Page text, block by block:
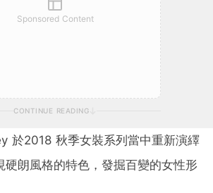
Sponsored Content
CONTINUE READING
於2018 秋季女裝系列當中重新演繹
硬朗風格的特色，發掘百變的女性形